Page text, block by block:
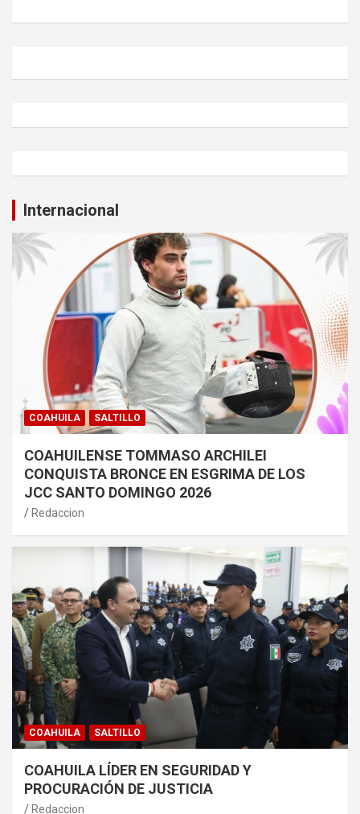
Internacional
COAHUILA SALTILLO
COAHUILENSE TOMMASO ARCHILEI
CONQUISTA BRONCE EN ESGRIMA DE LOS
JCC SANTO DOMINGO 2026
Redaccion
COAHUILA SALTILLO
COAHUILA LÍDER EN SEGURIDAD Y
PROCURACIÓN DE JUSTICIA
Redaccion